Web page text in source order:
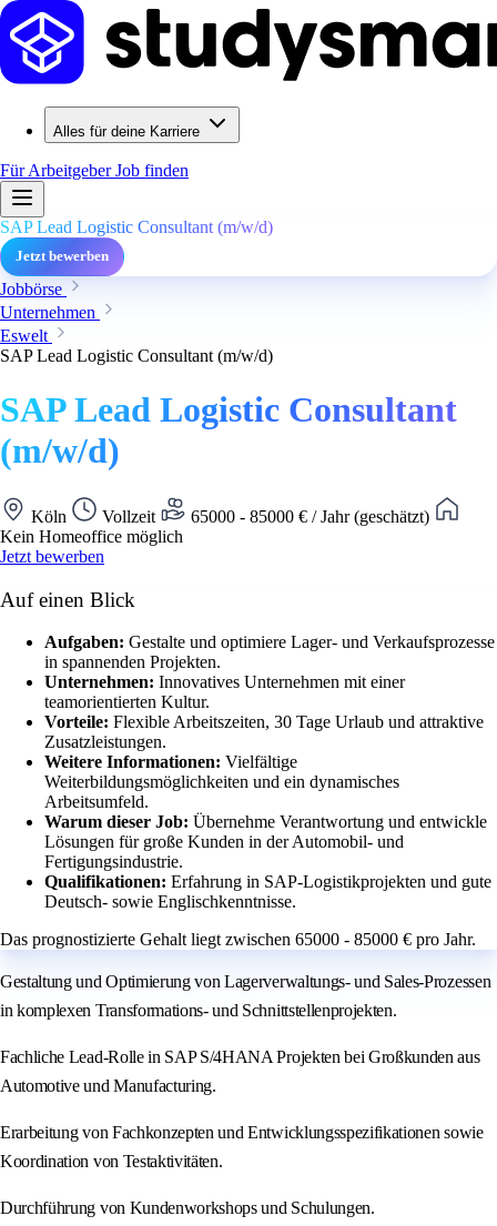
Alles für deine Karriere
Für ArbeitgeberJob finden
SAP Lead Logistic Consultant (m/w/d)
Jetzt bewerben
Jobbörse
Unternehmen
Eswelt
SAP Lead Logistic Consultant (m/w/d)
SAP Lead Logistic Consultant
(m/w/d)
Köln Vollzeit
65000 - 85000 € / Jahr (geschätzt)
Kein Homeoffice möglich
Jetzt bewerben
Auf einen Blick
Aufgaben: Gestalte und optimiere Lager- und Verkaufsprozesse
in spannenden Projekten.
Unternehmen: Innovatives Unternehmen mit einer
teamorientierten Kultur.
Vorteile: Flexible Arbeitszeiten, 30 Tage Urlaub und attraktive
Zusatzleistungen.
Weitere Informationen: Vielfältige
Weiterbildungsmöglichkeiten und ein dynamisches
Arbeitsumfeld.
Warum dieser Job: Übernehme Verantwortung und entwickle
Lösungen für große Kunden in der Automobil- und
Fertigungsindustrie.
Qualifikationen: Erfahrung in SAP-Logistikprojekten und gute
Deutsch- sowie Englischkenntnisse.
Das prognostizierte Gehalt liegt zwischen 65000 - 85000 € pro Jahr.
Gestaltung und Optimierung von Lagerverwaltungs- und Sales-Prozessen
in komplexen Transformations- und Schnittstellenprojekten.
Fachliche Lead-Rolle in SAP S/4HANA Projekten bei Großkunden aus
Automotive und Manufacturing.
Erarbeitung von Fachkonzepten und Entwicklungsspezifikationen sowie
Koordination von Testaktivitäten.
Durchführung von Kundenworkshops und Schulungen.